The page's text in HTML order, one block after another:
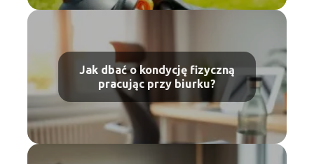
Jak dbać o kondycję fizyczną
pracując przy biurku?